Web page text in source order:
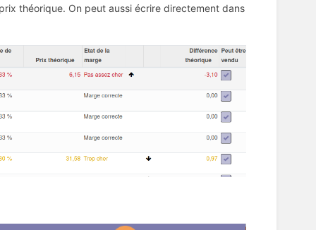
théorique. On peut aussi écrire directement dans